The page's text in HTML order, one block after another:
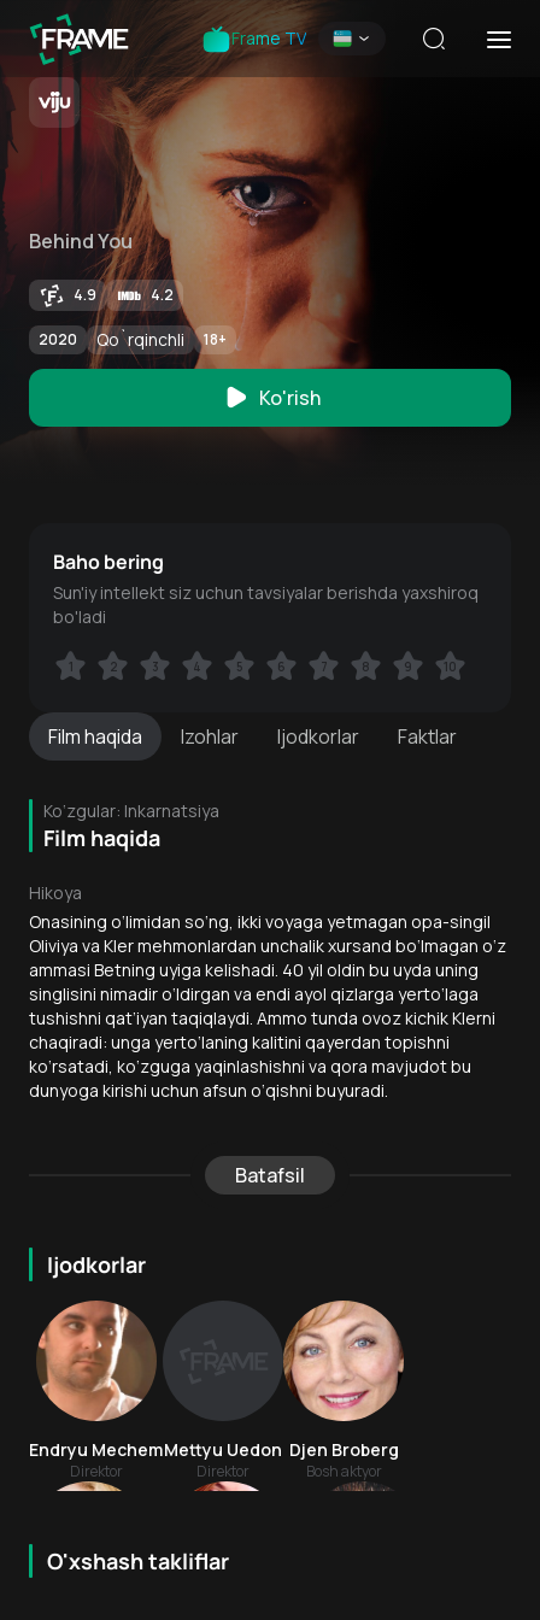
Frame TV
Behind You
4.9 4.2
2020 Qo`rqinchli 18+
Ko'rish
Filmhaqida Izohlar Ijodkorlar Faktlar
Ko‘zgular: Inkarnatsiya
Film haqida
Hikoya
Onasining o‘limidan so‘ng, ikki voyaga yetmagan opa-singil
Oliviya va Kler mehmonlardan unchalik xursand bo‘lmagan o‘z
ammasi Betning uyiga kelishadi. 40 yil oldin bu uyda uning
singlisini nimadir o‘ldirgan va endi ayol qizlarga yerto‘laga
tushishni qat’iyan taqiqlaydi. Ammo tunda ovoz kichik Klerni
chaqiradi: unga yerto‘laning kalitini qayerdan topishni
ko‘rsatadi, ko‘zguga yaqinlashishni va qora mavjudot bu
dunyoga kirishi uchun afsun o‘qishni buyuradi.
Batafsil
Ijodkorlar
Endryu Mechem
Direktor
Mettyu Uedon
Direktor
Djen Broberg
Bosh aktyor
Baho bering
Sun'iy intellekt siz uchun tavsiyalar berishda yaxshiroq
bo'ladi
1 2 3 4 5 6 7 8 9 10
1 2 3 4 5 6 7 8 9 10
O'xshash takliflar
18 + 5.5